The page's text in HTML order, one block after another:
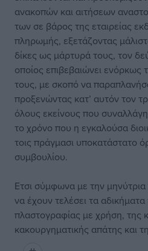
ανακοπών και αιτήσεων
των σε βάρος της εταιρείας
πληρωμής, εξετάζοντας
δίκες ως μάρτυρά τους, τον
οποίος επιβεβαιώνει
τους, με σκοπό να
προξενώντας κατ’ αυτόν τον
όλους εκείνους που
το χρόνο που η εγκαλούσα
τοις πράγμασι υποκατάστατο
συμβουλίου.
Ετσι σύμφωνα με την μηνύτρια
να έχουν τελέσει τα
πλαστογραφίας με χρήση, της
κακουργηματικής απάτης και